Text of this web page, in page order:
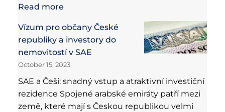
Read more
Vízum pro občany České
republiky a investory do
nemovitostí v SAE
October 15, 2023
SAE a Češi: snadný vstup a atraktivní investiční
rezidence Spojené arabské emiráty patří mezi
země, které mají s Českou republikou velmi